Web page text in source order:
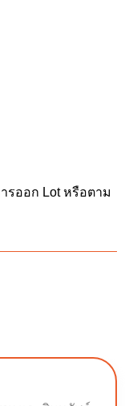
รออก Lot หรือตาม